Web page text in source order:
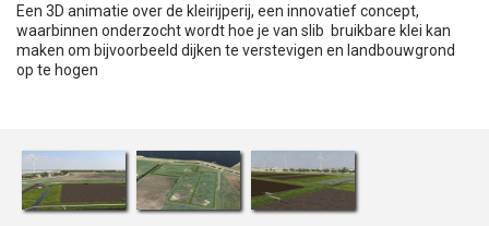
Een 3D animatie over de kleirijperij, een innovatief concept,
waarbinnen onderzocht wordt hoe je van slib bruikbare klei kan
maken om bijvoorbeeld dijken te verstevigen en landbouwgrond
op te hogen